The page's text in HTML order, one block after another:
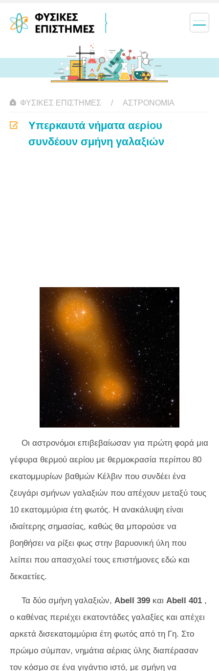
ΦΥΣΙΚΈΣ ΕΠΙΣΤΉΜΕΣ ΑΣΤΡΟΝΟΜΊΑ
Υπερκαυτά νήματα αερίου
συνδέουν σμήνη γαλαξιών
Οι αστρονόμοι επιβεβαίωσαν για πρώτη φορά μια
γέφυρα θερμού αερίου με θερμοκρασία περίπου 80
εκατομμυρίων βαθμών Κέλβιν που συνδέει ένα
ζευγάρι σμήνων γαλαξιών που απέχουν μεταξύ τους
10 εκατομμύρια έτη φωτός. Η ανακάλυψη είναι
ιδιαίτερης σημασίας, καθώς θα μπορούσε να
βοηθήσει να ρίξει φως στην βαρυονική ύλη που
λείπει που απασχολεί τους επιστήμονες εδώ και
δεκαετίες.
Τα δύο σμήνη γαλαξιών, Abell 399 και Abell 401 ,
ο καθένας περιέχει εκατοντάδες γαλαξίες και απέχει
αρκετά δισεκατομμύρια έτη φωτός από τη Γη. Στο
πρώιμο σύμπαν, νημάτια αέριας ύλης διαπέρασαν
τον κόσμο σε ένα γιγάντιο ιστό, με σμήνη να